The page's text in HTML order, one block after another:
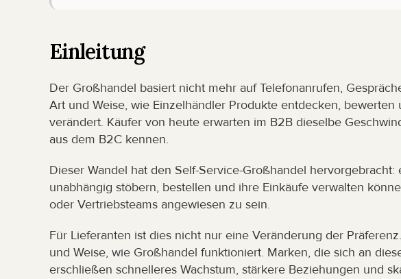
Einleitung
Der Großhandel basiert nicht mehr auf Telefonanrufen,
Art und Weise, wie Einzelhändler Produkte entdecken,
verändert. Käufer von heute erwarten im B2B dieselbe
aus dem B2C kennen.
Dieser Wandel hat den Self-Service-Großhandel
unabhängig stöbern, bestellen und ihre Einkäufe verwalten
oder Vertriebsteams angewiesen zu sein.
Für Lieferanten ist dies nicht nur eine Veränderung der
und Weise, wie Großhandel funktioniert. Marken, die sich an
erschließen schnelleres Wachstum, stärkere Beziehungen und